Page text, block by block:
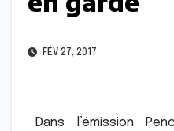
FÉV 27, 2017
Dans l’émission